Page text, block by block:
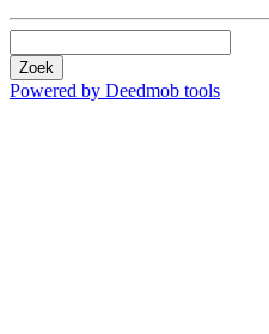
Zoek
Powered by Deedmob tools